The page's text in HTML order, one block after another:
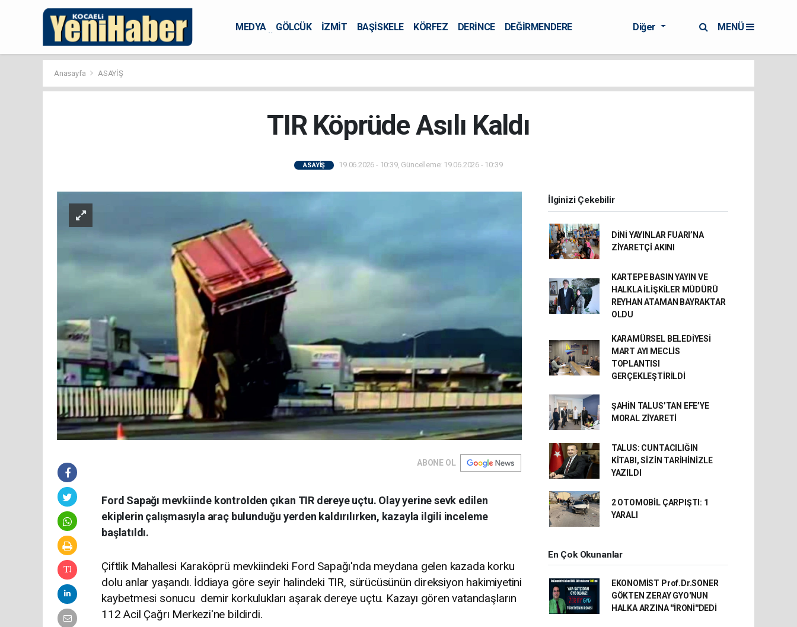
MEDYA GÖLCÜK İZMİT BAŞİSKELE KÖRFEZ DERİNCE
DEĞİRMENDERE
Diğer MENÜ
Anasayfa ASAYİŞ
TIR Köprüde Asılı Kaldı
ASAYİŞ 19.06.2026 - 10:39, Güncelleme: 19.06.2026 - 10:39
ABONE OL
Ford Sapağı mevkiinde kontrolden çıkan TIR dereye uçtu. Olay yerine sevk edilen
ekiplerin çalışmasıyla araç bulunduğu yerden kaldırılırken, kazayla ilgili inceleme
başlatıldı.
Çiftlik Mahallesi Karaköprü mevkiindeki Ford Sapağı'nda meydana gelen kazada korku
dolu anlar yaşandı. İddiaya göre seyir halindeki TIR, sürücüsünün direksiyon hakimiyetini
kaybetmesi sonucu demir korkulukları aşarak dereye uçtu. Kazayı gören vatandaşların
112 Acil Çağrı Merkezi'ne bildirdi.
İlginizi Çekebilir
DİNİ YAYINLAR FUARI’NA
ZİYARETÇİ AKINI
KARTEPE BASIN YAYIN VE
HALKLA İLİŞKİLER MÜDÜRÜ
REYHAN ATAMAN BAYRAKTAR
OLDU
KARAMÜRSEL BELEDİYESİ
MART AYI MECLİS
TOPLANTISI
GERÇEKLEŞTİRİLDİ
ŞAHİN TALUS’TAN EFE’YE
MORAL ZİYARETİ
TALUS: CUNTACILIĞIN
KİTABI, SİZİN TARİHİNİZLE
YAZILDI
2 OTOMOBİL ÇARPIŞTI: 1
YARALI
En Çok Okunanlar
EKONOMİST Prof.Dr.SONER
GÖKTEN ZERAY GYO'NUN
HALKA ARZINA ''İRONİ''DEDİ